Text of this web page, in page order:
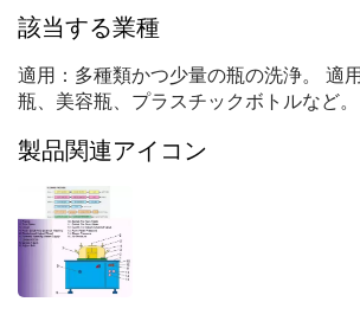
該当する業種
適用：多種類かつ少量の瓶の洗浄。 適
瓶、美容瓶、プラスチックボトルなど。
製品関連アイコン